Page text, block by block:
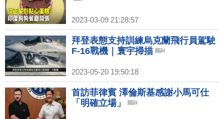
2023-03-09 21:28:57
拜登表態支持訓練烏克蘭飛行員駕駛
F-16戰機｜寰宇掃描
2023-05-20 19:50:18
首訪菲律賓 澤倫斯基感謝小馬可仕
「明確立場」